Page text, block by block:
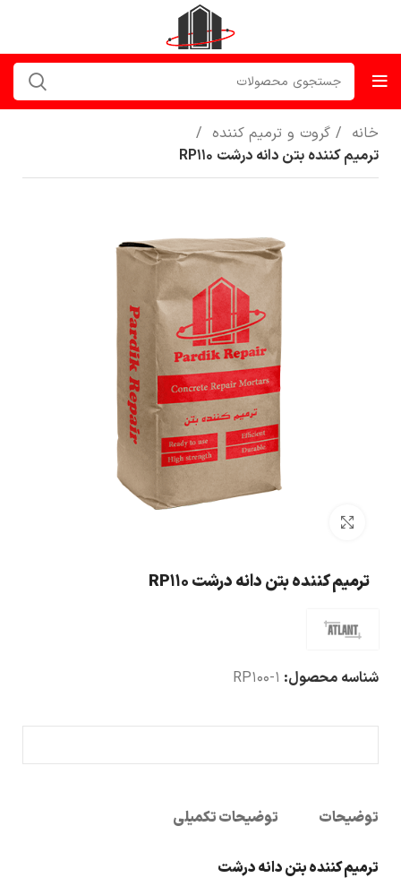
خانه
گروت و ترمیم کننده
ترمیم کننده بتن دانه درشت RP110
ترمیم کننده بتن دانه درشت RP110
شناسه محصول: RP100-1
توضیحات توضیحات تکمیلی
ترمیم کننده بتن دانه درشت